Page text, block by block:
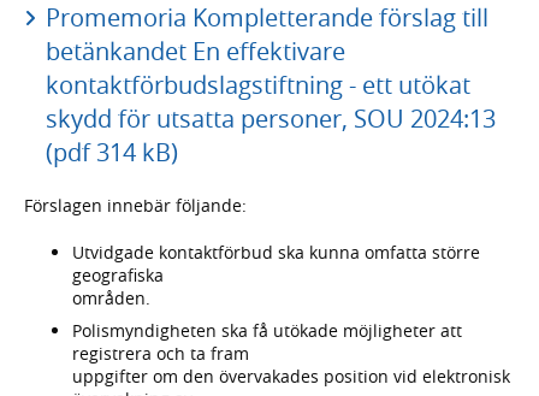
Promemoria Kompletterande förslag till
betänkandet En effektivare
kontaktförbudslagstiftning - ett utökat
skydd för utsatta personer, SOU 2024:13
(pdf 314 kB)
Förslagen innebär följande:
Utvidgade kontaktförbud ska kunna omfatta större
geografiska
områden.
Polismyndigheten ska få utökade möjligheter att
registrera och ta fram
uppgifter om den övervakades position vid elektronisk